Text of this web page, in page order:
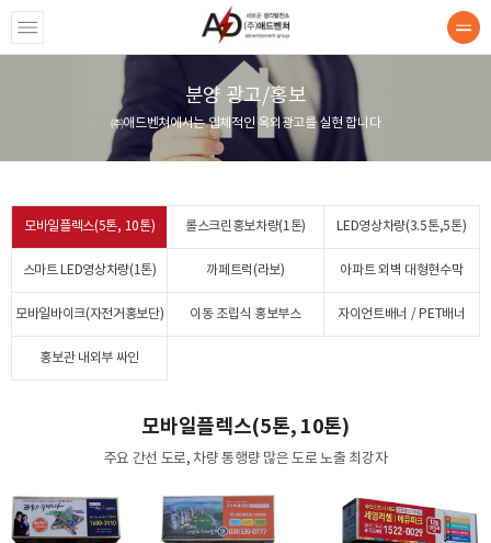
일카보드
광고/홍보
분양 광고/홍보
㈜애드벤쳐에서는 입체적인 옥외광고를 실현 합니다
모바일플렉스(5톤, 10톤) 롤스크린홍보차량(1톤) LED영상차량(3.5톤,5톤)
스마트 LED영상차량(1톤) 까페트럭(라보) 아파트 외벽 대형현수막
모바일바이크(자전거홍보단) 이동 조립식 홍보부스 자이언트배너 / PET배너
홍보관 내외부 싸인
모바일플렉스(5톤, 10톤)
주요 간선 도로, 차량 통행량 많은 도로 노출 최강자